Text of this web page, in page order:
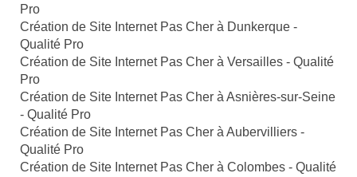
Pro
Création de Site Internet Pas Cher à Dunkerque -
Qualité Pro
Création de Site Internet Pas Cher à Versailles - Qualité
Pro
Création de Site Internet Pas Cher à Asnières-sur-Seine
- Qualité Pro
Création de Site Internet Pas Cher à Aubervilliers -
Qualité Pro
Création de Site Internet Pas Cher à Colombes - Qualité